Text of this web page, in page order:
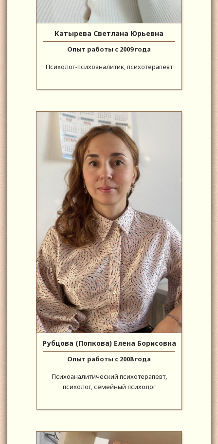
Катырева Светлана Юрьевна
Опыт работы с 2009 года
Психолог-психоаналитик, психотерапевт
Рубцова (Попкова) Елена Борисовна
Опыт работы с 2008 года
Психоаналитический психотерапевт,
психолог, семейный психолог